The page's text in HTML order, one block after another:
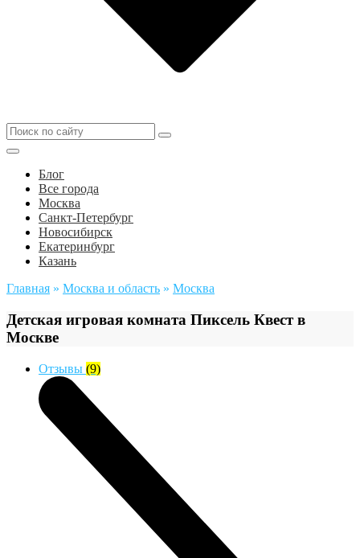
Блог
Все города
Москва
Санкт-Петербург
Новосибирск
Екатеринбург
Казань
Главная » Москва и область » Москва
Детская игровая комната Пиксель Квест в
Москве
Отзывы (9)